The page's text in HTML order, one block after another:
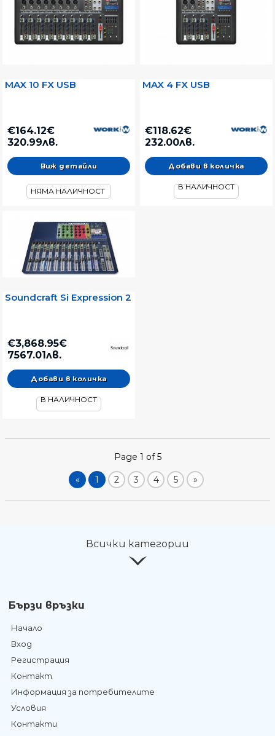
MAX 10 FX USB
€164.12€
320.99лв.
Виж детайли
НЯМА НАЛИЧНОСТ
MAX 4 FX USB
€118.62€
232.00лв.
В НАЛИЧНОСТ
Soundcraft Si Expression 2
€3,868.95€
7567.01лв.
В НАЛИЧНОСТ
Page 1 of 5
« 1 2 3 4 5 »
Всички категории
Бързи връзки
Начало
Вход
Регистрация
Контакт
Информация за потребителите
Условия
Контакти